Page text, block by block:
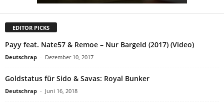
EDITOR PICKS
Payy feat. Nate57 & Remoe – Nur Bargeld (2017) (Video)
Deutschrap - Dezember 10, 2017
Goldstatus für Sido & Savas: Royal Bunker
Deutschrap - Juni 16, 2018